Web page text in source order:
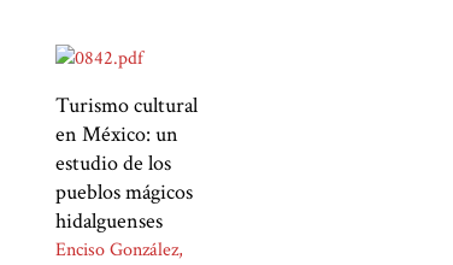
Turismo cultural
en México: un
estudio de los
pueblos mágicos
hidalguenses
Enciso González,